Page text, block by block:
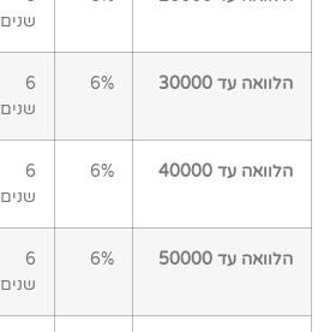
שנים
הלוואה עד 30000 6%
6
שנים
הלוואה עד 40000 6%
6
שנים
הלוואה עד 50000 6%
6
שנים